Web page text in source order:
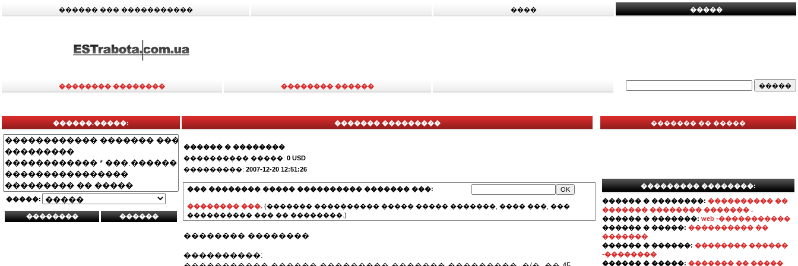
������ ��� ����������� ���� �����
�������� �������� �������� ������
������.�����:
�����:
������� ���������
������ � ��������
���������� �����: 0 USD
���������: 2007-12-20 12:51:26
��� �������� ����� ���������� ������� ���:
�������� ���. (������� ���������� ����� ����� �������, ���� ���, ���
���������� ��� �� ��������.)
�������� ��������
����������:
������� �� �����
��������� ��������:
������ � ��������: ���������� ��
������� �������� ������� .
������ � �������: web -�����������
������ � �����: ���������� ��
�������
������ � ������: �������� ������
-��������
������ � �����: ������� �� �����